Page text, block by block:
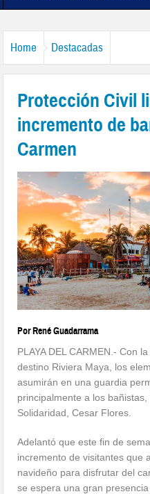
Home Destacadas
Protección Civil
incremento de
Carmen
Por René Guadarrama
PLAYA DEL CARMEN.- Con
destino Riviera Maya, los
asumirán en una guardia
principalmente a los
Solidaridad, Cesar Flores.
Adelantó que este fin de
incremento de visitantes que
navideño para disfrutar del
se espera una gran